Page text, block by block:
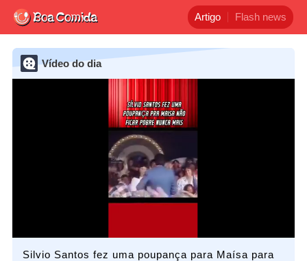
Artigo Flash news
Vídeo do dia
Silvio Santos fez uma poupança para Maísa para